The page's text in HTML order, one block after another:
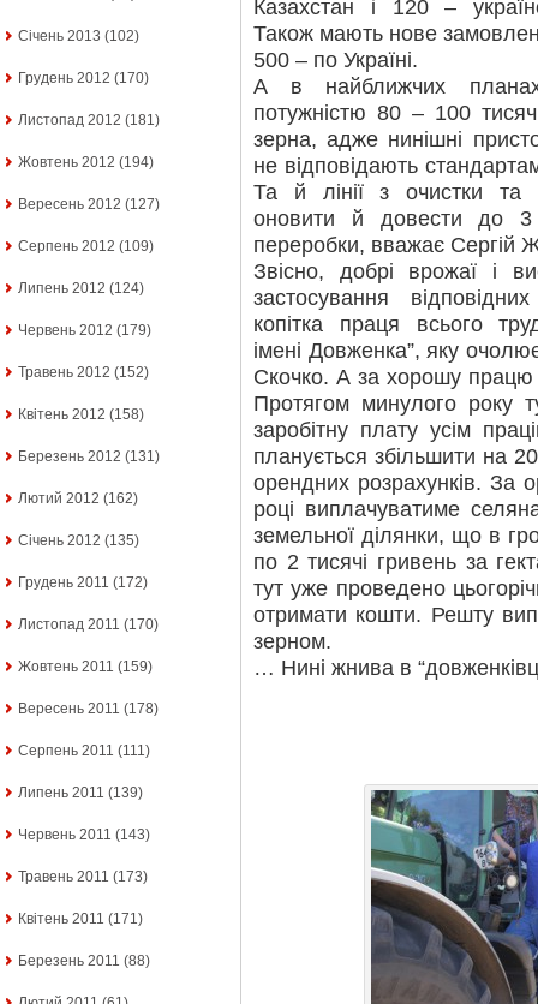
Січень 2013 (102)
Грудень 2012 (170)
Листопад 2012 (181)
Жовтень 2012 (194)
Вересень 2012 (127)
Серпень 2012 (109)
Липень 2012 (124)
Червень 2012 (179)
Травень 2012 (152)
Квітень 2012 (158)
Березень 2012 (131)
Лютий 2012 (162)
Січень 2012 (135)
Грудень 2011 (172)
Листопад 2011 (170)
Жовтень 2011 (159)
Вересень 2011 (178)
Серпень 2011 (111)
Липень 2011 (139)
Червень 2011 (143)
Травень 2011 (173)
Квітень 2011 (171)
Березень 2011 (88)
Казахстан і 120 –
Також мають нове
500 – по Україні.
А в найближчих
потужністю 80 – 100
зерна, адже нинішні
не відповідають
Та й лінії з очистки та
оновити й довести до
переробки, вважає Сергій
Звісно, добрі врожаї і
застосування
копітка праця всього
імені Довженка”, яку
Скочко. А за хорошу працю
Протягом минулого року
заробітну плату усім
планується збільшити на
орендних розрахунків. За
році виплачуватиме
земельної ділянки, що в
по 2 тисячі гривень за
тут уже проведено
отримати кошти. Решту
зерном.
… Нині жнива в